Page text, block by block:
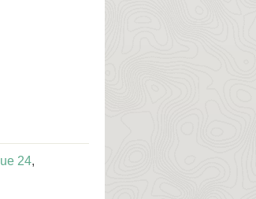
24,